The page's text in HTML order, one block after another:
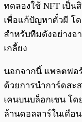
ทดลองใช้ NFT เป็น
เพื่อแก้ปัญหาตั๋วผี โ
สำหรับทีมดังอย่างอ
เกลี้ยง
นอกจากนี้ แพลตฟอร์
ด้วยการนำการ์ดสะ
เคนบนบล็อกเชน โด
ล้านดอลลาร์ในเดือ